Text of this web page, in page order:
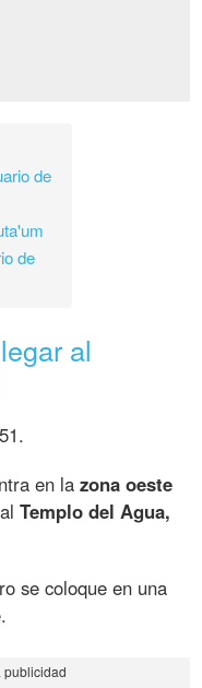
de
de
al
en lazona oeste
alTemplo del Agua,
se coloque en una